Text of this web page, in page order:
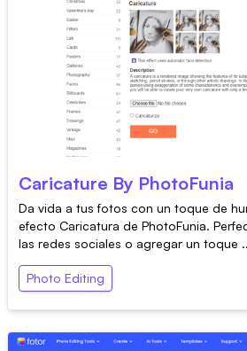
Caricature By PhotoFunia
Da vida a tus fotos con un toque de
efecto Caricatura de PhotoFunia.
las redes sociales o agregar un toque
Photo Editing